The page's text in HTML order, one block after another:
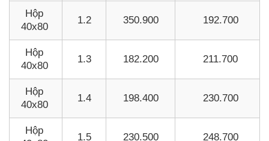
Hộp
40x80
1.2 350.900 192.700
Hộp
40x80
1.3 182.200 211.700
Hộp
40x80
1.4 198.400 230.700
Hộp
1.5 230.500 248.700